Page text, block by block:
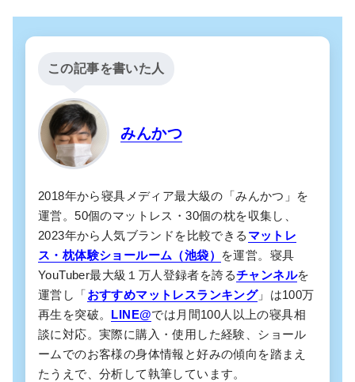
この記事を書いた人
みんかつ
2018年から寝具メディア最大級の「みんかつ」を
運営。50個のマットレス・30個の枕を収集し、
2023年から人気ブランドを比較できる マットレ
ス・枕体験ショールーム（池袋）
を運営。寝具
YouTuber最大級１万人登録者を誇るチャンネルを
運営し「おすすめマットレスランキング」は100万
再生を突破。 LINE@では月間100人以上の寝具相
談に対応。実際に購入・使用した経験、ショール
ームでのお客様の身体情報と好みの傾向を踏まえ
たうえで、分析して執筆しています。